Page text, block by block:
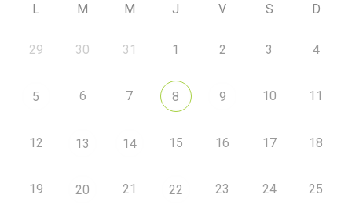
L M M J V S D
29 30 31 1 2 3 4
5 6 7 8 9 10 11
12 13 14 15 16 17 18
19 20 21 22 23 24 25